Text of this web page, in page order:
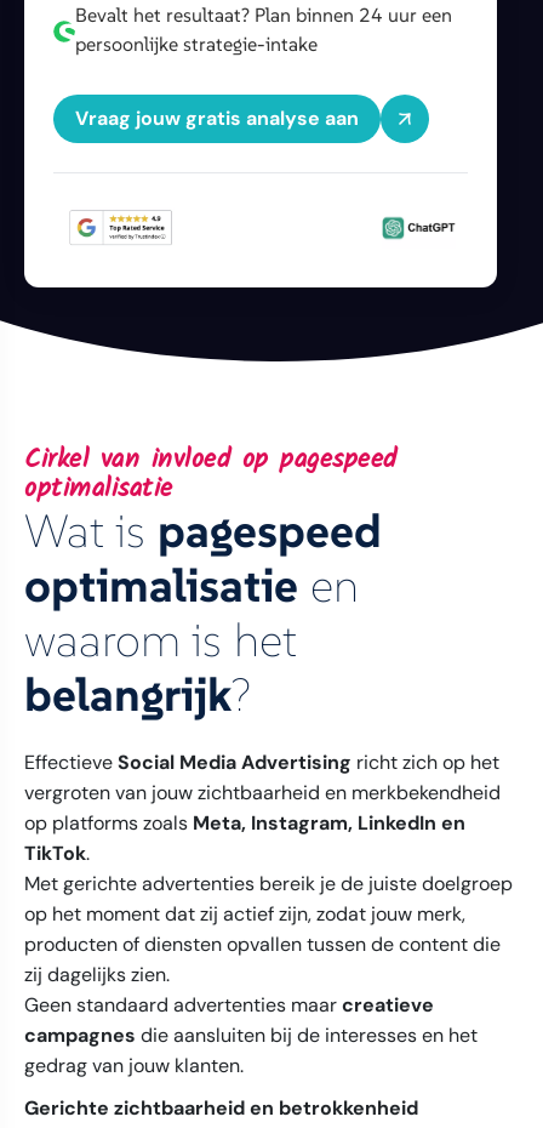
Bevalt het resultaat? Plan binnen 24 uur een
persoonlijke strategie-intake
Vraag jouw gratis analyse aan
Cirkel van invloed op pagespeed
optimalisatie
Wat is pagespeed
optimalisatie en
waarom is het
belangrijk?
EffectieveSocial Media Advertising richt zich op het
vergroten van jouw zichtbaarheid en merkbekendheid
op platforms zoals Meta, Instagram, LinkedIn en
TikTok.
Met gerichte advertenties bereik je de juiste doelgroep
op het moment dat zij actief zijn, zodat jouw merk,
producten of diensten opvallen tussen de content die
zij dagelijks zien.
Geen standaard advertenties maarcreatieve
campagnes die aansluiten bij de interesses en het
gedrag van jouw klanten.
Gerichte zichtbaarheid en betrokkenheid